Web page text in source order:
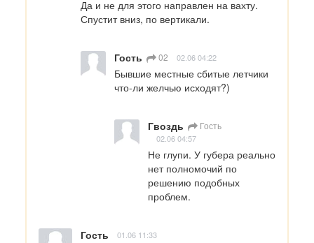
Да и не для этого направлен на вахту.
Спустит вниз, по вертикали.
Гость 02 02.06 04:22
Бывшие местные сбитые летчики
что-ли желчью исходят?)
Гвоздь Гость
02.06 04:57
Не глупи. У губера реально
нет полномочий по
решению подобных
проблем.
Гость 01.06 11:33